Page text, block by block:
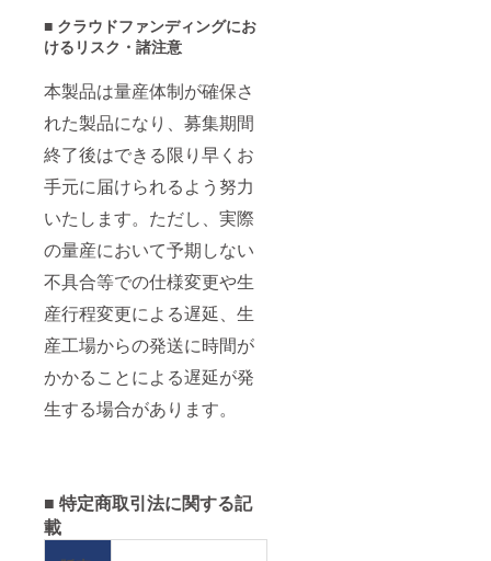
■ クラウドファンディングにお
けるリスク・諸注意
本製品は量産体制が確保さ
れた製品になり、募集期間
終了後はできる限り早くお
手元に届けられるよう努力
いたします。ただし、実際
の量産において予期しない
不具合等での仕様変更や生
産行程変更による遅延、生
産工場からの発送に時間が
かかることによる遅延が発
生する場合があります。
■ 特定商取引法に関する記
載